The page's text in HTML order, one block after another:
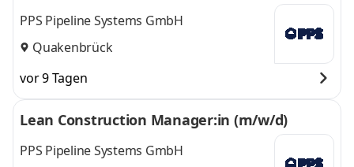
PPS Pipeline Systems GmbH
Quakenbrück
vor 9 Tagen
Lean Construction Manager:in (m/w/d)
PPS Pipeline Systems GmbH